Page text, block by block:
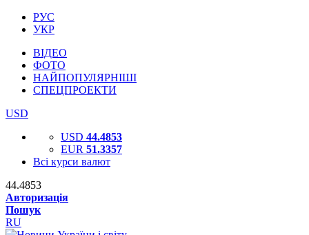
РУС
УКР
ВІДЕО
ФОТО
НАЙПОПУЛЯРНІШІ
СПЕЦПРОЕКТИ
USD
USD 44.4853
EUR 51.3357
Всі курси валют
44.4853
Авторизація
Пошук
RU